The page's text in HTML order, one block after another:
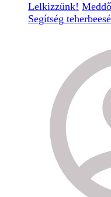
Lelkizzünk!
Segítség